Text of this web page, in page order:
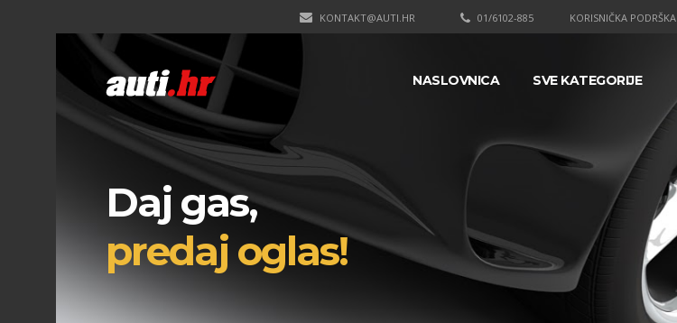
KORISNIČKA PODRŠKA
01/6102-885
KONTAKT@AUTI.HR
NASLOVNICA SVE KATEGORIJE
Daj gas,
predaj oglas!